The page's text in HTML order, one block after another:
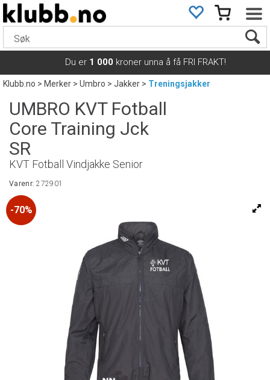
Du er 1 000 kroner unna å få FRI FRAKT!
Klubb.no>Merker>Umbro>Jakker>Treningsjakker
UMBRO KVT Fotball
Core Training Jck
SR
KVT Fotball Vindjakke Senior
Varenr:272901
70%